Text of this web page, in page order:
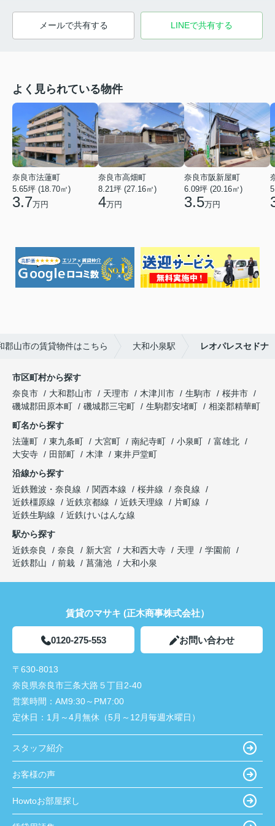
メールで共有する LINEで共有する
よく見られている物件
奈良市法蓮町
5.65坪 (18.70㎡)
3.7万円
奈良市高畑町
8.21坪 (27.16㎡)
4万円
奈良市阪新屋町
6.09坪 (20.16㎡)
3.5万円
郡山市の賃貸物件はこちら 大和小泉駅 レオパレスセドナ
市区町村から探す
奈良市
大和郡山市 天理市 木津川市 生駒市
桜井市
磯城郡田原本町
磯城郡三宅町 生駒郡安堵町
相楽郡精華町
町名から探す
法蓮町
東九条町 大宮町 南紀寺町 小泉町
富雄北
大安寺
田部町 木津
東井戸堂町
沿線から探す
近鉄難波・奈良線
関西本線 桜井線
奈良線
近鉄橿原線
近鉄京都線 近鉄天理線
片町線
近鉄生駒線
近鉄けいはんな線
駅から探す
近鉄奈良
奈良 新大宮 大和西大寺 天理
学園前
近鉄郡山
前栽 菖蒲池 大和小泉
賃貸のマサキ (正木商事株式会社）
0120-275-553 お問い合わせ
〒630-8013
奈良県奈良市三条大路５丁目2-40
営業時間： AM9:30～PM7:00
定休日： 1月～4月無休（5月～12月毎週水曜日）
スタッフ紹介
お客様の声
Howtoお部屋探し